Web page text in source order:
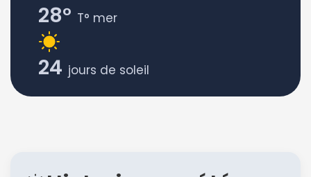
28° T° mer
24 jours de soleil